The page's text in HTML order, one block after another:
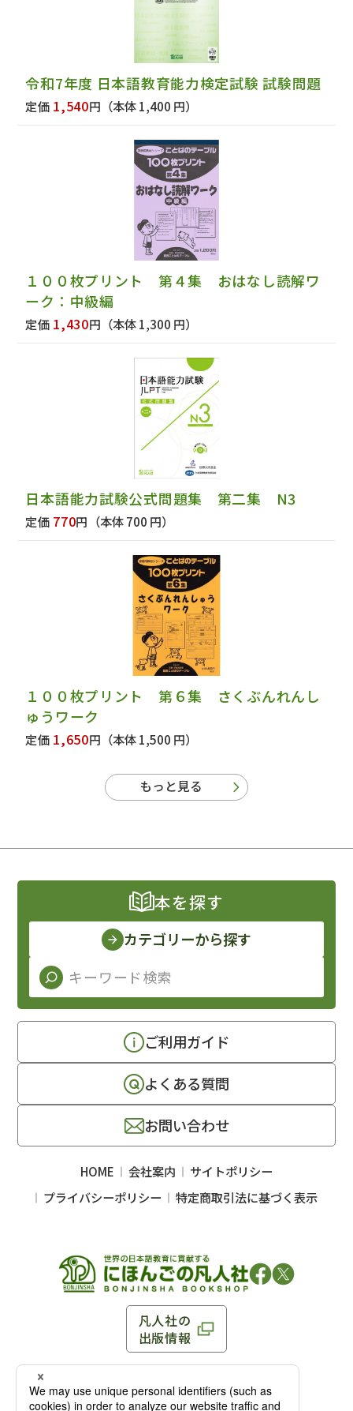
令和7年度 日本語教育能力検定試験 試験問題
定価 1,540円 （本体 1,400 円）
１００枚プリント 第４集 おはなし読解ワ
ーク：中級編
定価 1,430円 （本体 1,300 円）
日本語能力試験公式問題集 第二集 N3
定価 770円 （本体 700 円）
１００枚プリント 第６集 さくぶんれんし
ゅうワーク
定価 1,650円 （本体 1,500 円）
もっと見る
凡人社の
出版情報
〒102-0093 東京都千代田区平河町 1-3-13 8F
TEL：03-3263-3959／FAX：03-3263-3116
本を探す
カテゴリーから探す
ご利用ガイド
よくある質問
お問い合わせ
HOME 会社案内
サイトポリシー
プライバシーポリシー
特定商取引法に基づく表示